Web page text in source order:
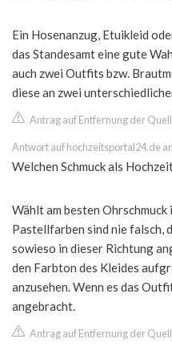
Ein Hosenanzug, Etuikleid
das Standesamt eine gute
auch zwei Outfits bzw.
diese an zwei
Antrag auf Entfernung der
Antwort auf hochzeitsportal24.de an
Welchen Schmuck als
Wählt am besten Ohrschmuck
Pastellfarben sind nie falsch,
sowieso in dieser Richtung
den Farbton des Kleides
anzusehen. Wenn es das
angebracht.
Antrag auf Entfernung der